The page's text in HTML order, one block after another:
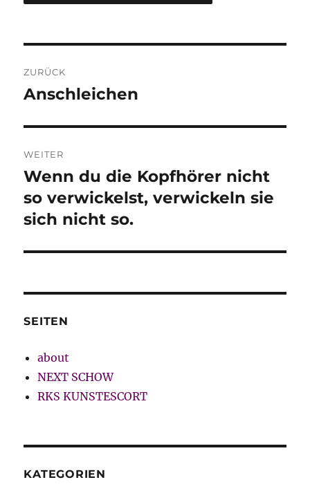
ZURÜCK
Vorheriger
Anschleichen
WEITER
Nächster
Beitrag:
Wenn du die Kopfhörer nicht
so verwickelst, verwickeln sie
sich nicht so.
SEITEN
about
NEXT SCHOW
RKS KUNSTESCORT
KATEGORIEN